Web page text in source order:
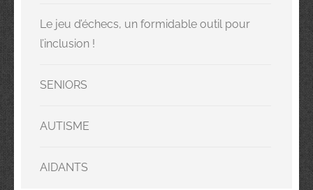
Le jeu d’échecs, un formidable outil pour
l’inclusion !
SENIORS
AUTISME
AIDANTS